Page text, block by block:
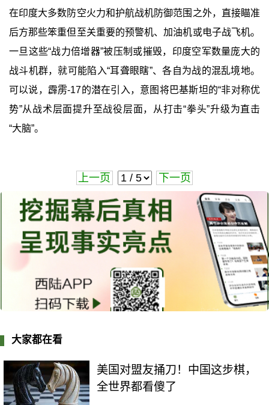
在印度大多数防空火力和护航战机防御范围之外，直接瞄准
后方那些笨重但至关重要的预警机、加油机或电子战飞机。
一旦这些“战力倍增器”被压制或摧毁，印度空军数量庞大的
战斗机群，就可能陷入“耳聋眼瞎”、各自为战的混乱境地。
可以说，霹雳-17的潜在引入，意图将巴基斯坦的“非对称优
势”从战术层面提升至战役层面，从打击“拳头”升级为直击
“大脑”。
上一页 下一页
大家都在看
美国对盟友捅刀！中国这步棋，
全世界都看傻了